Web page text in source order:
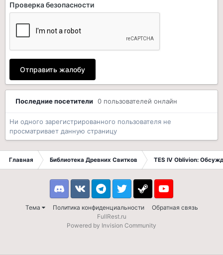
Проверка безопасности
Отправить жалобу
Последние посетители 0 пользователей онлайн
Ни одного зарегистрированного пользователя не
просматривает данную страницу
Главная Библиотека Древних Свитков TES IV Oblivion:
Тема Политика конфиденциальности Обратная связь
DiscordVK TelegramTwitter Steam Youtube
FullRest.ru
Powered by Invision Community